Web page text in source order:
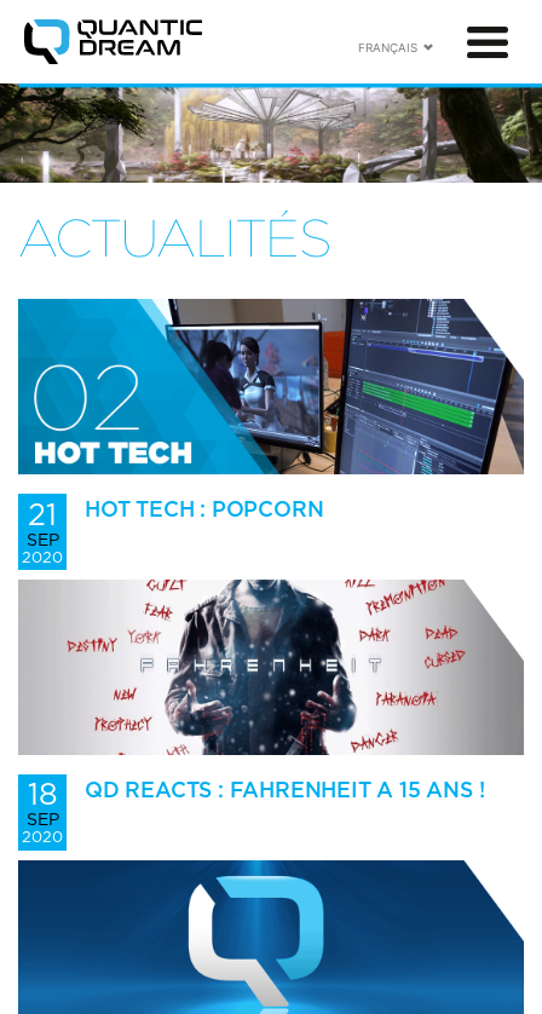
FRANÇAIS
ACTUALITÉS
21
SEP
2020
HOT TECH : POPCORN
18
SEP
2020
QD REACTS : FAHRENHEIT A 15 ANS !